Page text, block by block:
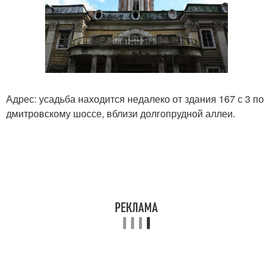
Адрес: усадьба находится недалеко от здания 167 с 3 по
дмитровскому шоссе, вблизи долгопрудной аллеи.